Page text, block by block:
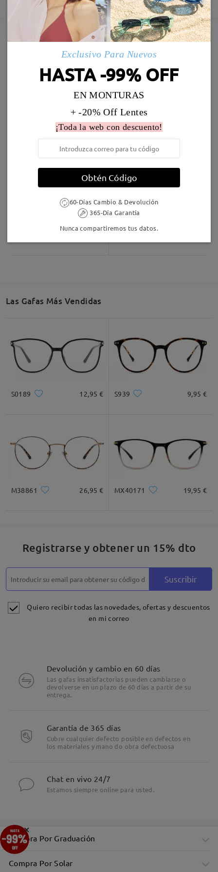
Leer todos los
Deje su comentario
5-7 días laborales detalles
Enviado
5-7 días laborales
detalles
Marcos Similares
AC49995 24,95 € F907 17,00 €
7,00 €
Las Gafas Más Vendidas
S0189 12,95 € S939 9,95 €
M38861 26,95 € MX40171 19,95 €
Registrarse y obtener un 15% dto
Suscribir
Quiero recibir todas las novedades, ofertas y descuentos
en mi correo
Devolución y cambio en 60 días
Las gafas insatisfactorias pueden cambiarse o
devolverse en un plazo de 60 días a partir de su
entrega.
Garantía de 365 días
Cubre cualquier defecto posible en defectos en
los materiales y mano do obra defectuosa
Chat en vivo 24/7
Estamos siempre online para usted.
Compra Por Graduación
Compra Por Solar
×
Exclusivo Para Nuevos
HASTA -99% OFF
EN MONTURAS
+ -20% Off Lentes
¡Toda la web con descuento!
Obtén Código
60-Días Cambio & Devolución
365-Día Garantía
Nunca compartiremos tus datos.